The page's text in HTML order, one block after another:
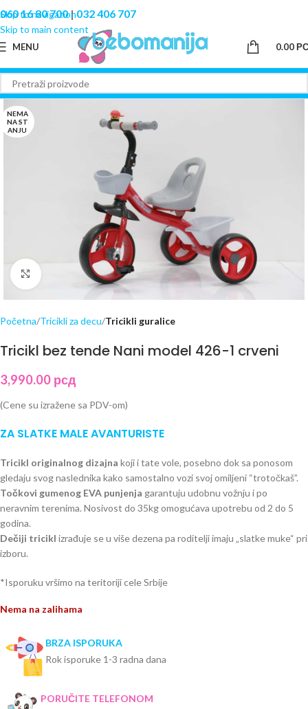
Skip to navigation
Skip to main content
060 16 80 700|032 406 707
MENU 0.00
NEMA
NA ST
ANJU
Click to enlarge
Početna Tricikli za decu Tricikli guralice
Tricikl bez tende Nani model 426-1 crveni
3,990.00 рсд
(Cene su izražene sa PDV-om)
ZA SLATKE MALE AVANTURISTE
Tricikl originalnog dizajna koji i tate vole, posebno dok sa ponosom
gledaju svog naslednika kako samostalno vozi svoj omiljeni “trotočkaš”.
Točkovi gumenog EVA punjenja garantuju udobnu vožnju i po
neravnim terenima. Nosivost do 35kg omogućava upotrebu od 2 do 5
godina.
Dečiji tricikl izrađuje se u više dezena pa roditelji imaju „slatke muke“ pri
izboru.
*Isporuku vršimo na teritoriji cele Srbije
Nema na zalihama
BRZA ISPORUKA
Rok isporuke 1-3 radna dana
PORUČITE TELEFONOM